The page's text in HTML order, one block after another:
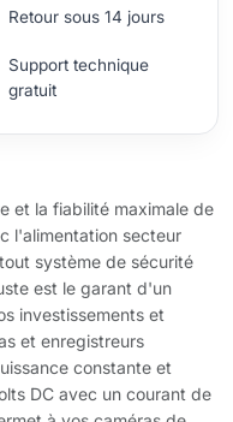
Retour sous 14 jours
Support technique
gratuit
et la fiabilité maximale de
l'alimentation secteur
système de sécurité
est le garant d'un
investissements et
et enregistreurs
constante et
DC avec un courant de